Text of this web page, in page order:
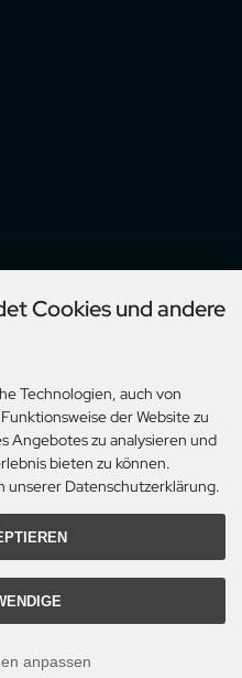
Sie 5% Mengenrabatt ab
innerhalb Deutschlands.
. Die durchgestrichenen Preise
© 2009-2026 by modified eCommerce
Cookies und andere
Technologien, auch von
der Website zu
Angebotes zu analysieren und
bieten zu können.
unserer Datenschutzerklärung.
anpassen